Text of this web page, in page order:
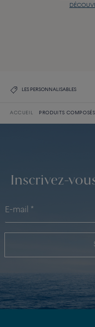
LES PERSONNALISABLES
ACCUEIL PRODUITS COMPOSÉS
Inscrivez-